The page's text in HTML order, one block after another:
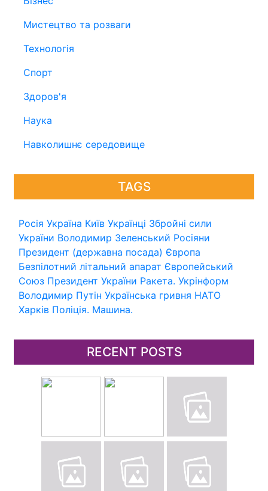
Мистецтво та розваги
Технологія
Спорт
Здоров'я
Наука
Навколишнє середовище
TAGS
Росія Україна Київ Українці Збройні сили
України Володимир Зеленський Росіяни
Президент (державна посада) Європа
Безпілотний літальний апарат Європейський
Союз Президент України Ракета. Укрінформ
Володимир Путін Українська гривня НАТО
Харків Поліція. Машина.
RECENT POSTS